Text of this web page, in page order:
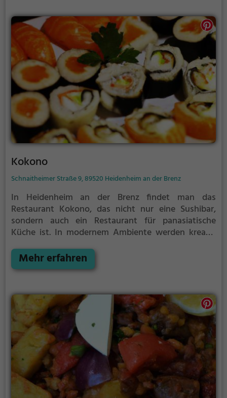
Aromen und den erfrischenden Drinks verzaubern
und erlebe einen unvergesslichen Abend in
Heidenheim an der Brenz. Die Bar Jimmy Changa ist
definitiv einen Besuch wert!
Kokono
Schnaitheimer Straße 9, 89520 Heidenheim an der Brenz
In Heidenheim an der Brenz findet man das
Restaurant Kokono, das nicht nur eine Sushibar,
sondern auch ein Restaurant für panasiatische
Küche ist. In modernem Ambiente werden kreativ
Gerichten bis hin zu gesunden, veganen und
vegetarischen Optionen reichen. Neben einer großen
Restaurant auch Fusionsküche an. Eine perfekte
Location für Liebhaber von vielfältigen asiatischen
Speisen und Drinks. Wer also Lust auf Asiatisch,
Sushi, gesunde, vegane oder vegetarische Gerichte
hat, sollte unbedingt im Kokono vorbeischauen und
die Atmosphäre und das Angebot genießen.
Mehr erfahren